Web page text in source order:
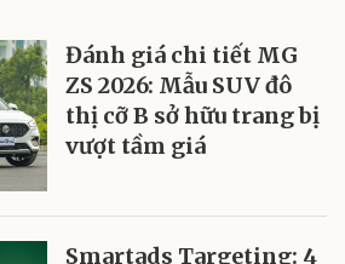
Đánh giá chi tiết MG
ZS 2026: Mẫu SUV đô
thị cỡ B sở hữu trang bị
vượt tầm giá
Smartads Targeting: 4